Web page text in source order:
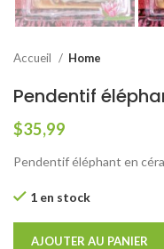
Accueil Home
Pendentif
$35,99
Pendentif éléphant en
1 en stock
AJOUTER AU PANIER